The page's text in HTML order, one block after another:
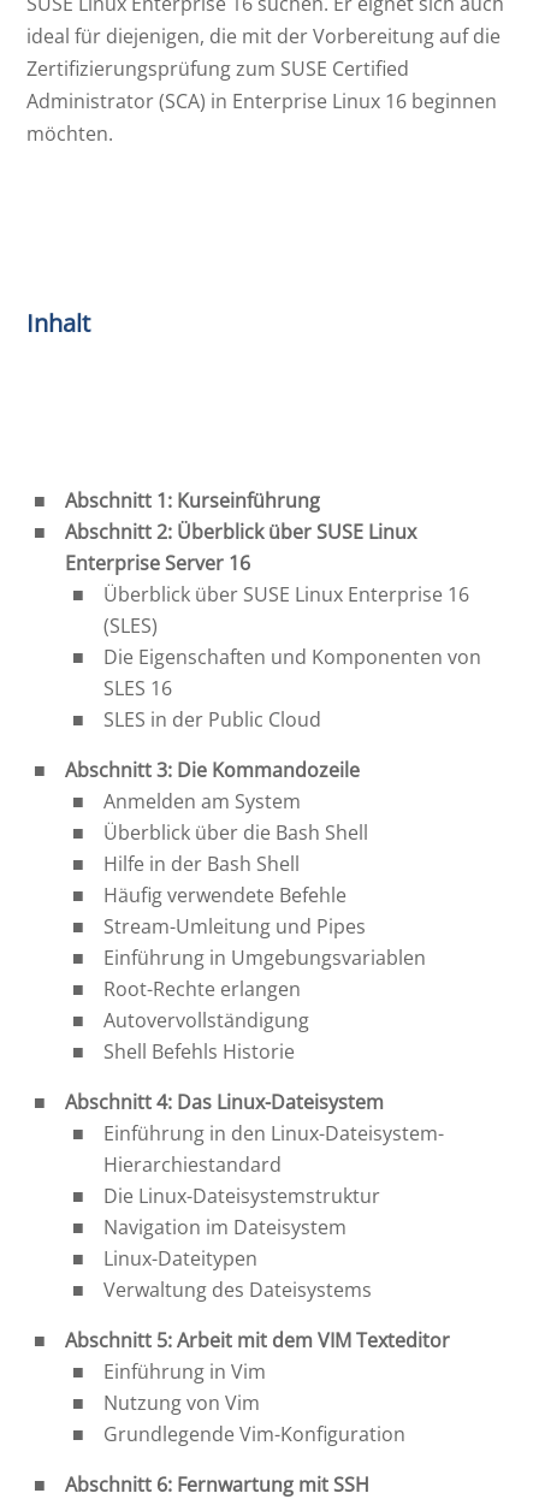
ideal für diejenigen, die mit der Vorbereitung auf die
Zertifizierungsprüfung zum SUSE Certified
Administrator (SCA) in Enterprise Linux 16 beginnen
möchten.
Inhalt
Abschnitt 1: Kurseinführung
Abschnitt 2: Überblick über SUSE Linux
Enterprise Server 16
Überblick über SUSE Linux Enterprise 16
(SLES)
Die Eigenschaften und Komponenten von
SLES 16
SLES in der Public Cloud
Abschnitt 3: Die Kommandozeile
Anmelden am System
Überblick über die Bash Shell
Hilfe in der Bash Shell
Häufig verwendete Befehle
Stream-Umleitung und Pipes
Einführung in Umgebungsvariablen
Root-Rechte erlangen
Autovervollständigung
Shell Befehls Historie
Abschnitt 4: Das Linux-Dateisystem
Einführung in den Linux-Dateisystem-
Hierarchiestandard
Die Linux-Dateisystemstruktur
Navigation im Dateisystem
Linux-Dateitypen
Verwaltung des Dateisystems
Abschnitt 5: Arbeit mit dem VIM Texteditor
Einführung in Vim
Nutzung von Vim
Grundlegende Vim-Konfiguration
Abschnitt 6: Fernwartung mit SSH